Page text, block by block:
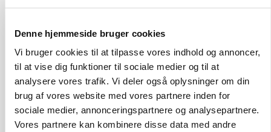
Denne hjemmeside bruger cookies
Vi bruger cookies til at tilpasse vores indhold og annoncer,
til at vise dig funktioner til sociale medier og til at
analysere vores trafik. Vi deler også oplysninger om din
brug af vores website med vores partnere inden for
sociale medier, annonceringspartnere og analysepartnere.
Vores partnere kan kombinere disse data med andre